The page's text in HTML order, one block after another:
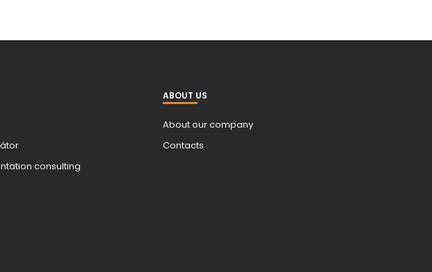
consulting
ABOUT US
About our company
Contacts